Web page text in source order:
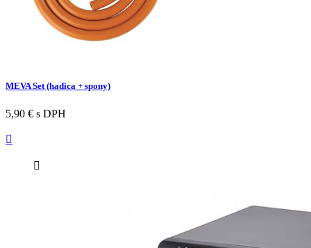
MEVA Set (hadica + spony)
5,90 € s DPH

